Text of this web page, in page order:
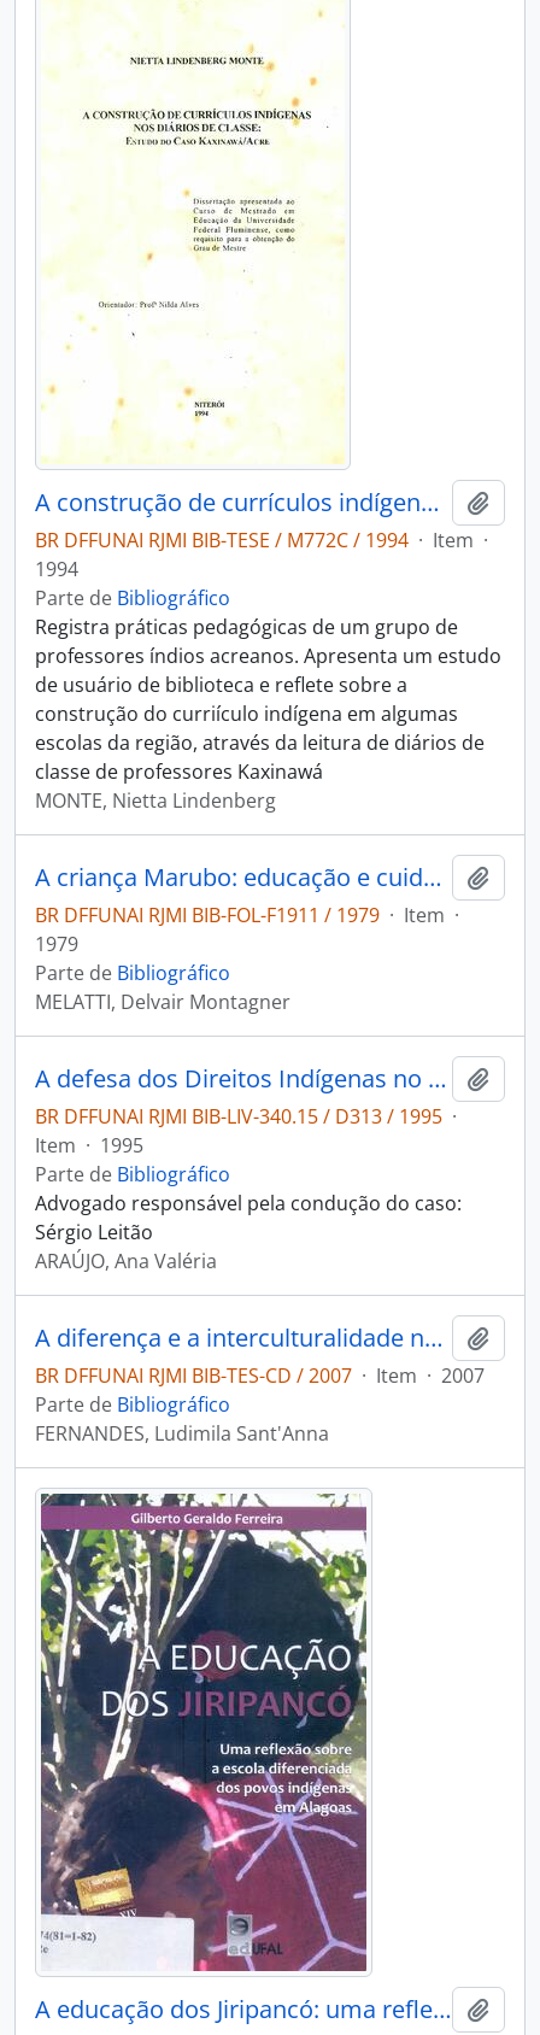
A construção de currículos indígenas nos diários de classe: estudo do caso Kaxinawá/Aere
BR DFFUNAI RJMI BIB-TESE / M772C / 1994 · Item ·
1994
Parte de Bibliográfico
Registra práticas pedagógicas de um grupo de
professores índios acreanos. Apresenta um estudo
de usuário de biblioteca e reflete sobre a
construção do curriículo indígena em algumas
escolas da região, através da leitura de diários de
classe de professores Kaxinawá
MONTE, Nietta Lindenberg
A criança Marubo: educação e cuidados.
BR DFFUNAI RJMI BIB-FOL-F1911 / 1979 · Item ·
1979
Parte de Bibliográfico
MELATTI, Delvair Montagner
A defesa dos Direitos Indígenas no Judiciário: ações propostas pelo Núcleo de Direitos Indígenas.
BR DFFUNAI RJMI BIB-LIV-340.15 / D313 / 1995 ·
Item · 1995
Parte de Bibliográfico
Advogado responsável pela condução do caso:
Sérgio Leitão
ARAÚJO, Ana Valéria
A diferença e a interculturalidade no currículo de formação de professores indígenas: o caso do Acre
BR DFFUNAI RJMI BIB-TES-CD / 2007 · Item · 2007
Parte de Bibliográfico
FERNANDES, Ludimila Sant'Anna
A educação dos Jiripancó: uma reflexão sobre a escola diferenciada dos povos indígenas em Alagoas.